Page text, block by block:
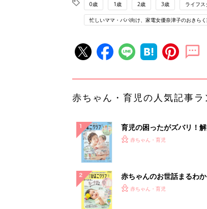
0歳 1歳 2歳 3歳 ライフス
忙しいママ・パパ向け、家電女優奈津子のおきら
赤ちゃん・育児の人気記事
育児の困ったがズバリ！
『ひよこクラブ 夏号』 4
赤ちゃん・育児
赤ちゃんのお世話まるわ
てのひよこクラブ 夏号』
赤ちゃん・育児